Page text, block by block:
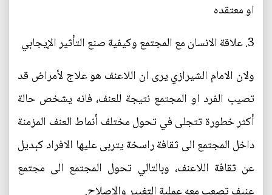
او معتقده
3. علاقة الانسان مع المجتمع وكيفية صنع التأثير الإيجابي
ولان الامام الشيرازي يرى ان اللاعنف هو علاج لأمراض قد
تصيب الفرد او المجتمع نتيجة للعنف، فانه يشخص حالة
أكثر خطورة تتجلى في تحول مختلف أنماط العنف المزمنة
داخل المجتمع الى ثقافة راسخة يتربى عليها الافراد كبديل
عن ثقافة اللاعنف، وبالتالي تحول المجتمع الى مجتمع